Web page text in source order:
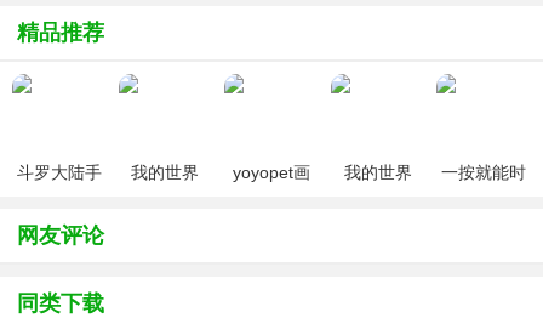
局时长控制在 5 - 8 分钟，兼顾竞技性与休闲性。​
刺眼，战场色彩鲜明，营造轻松愉快的对战氛围。​
游戏优势​
清晰，一分钟即可独立开启对战，无需长时间练习。​
法，更多精彩独特
精品推荐
斗罗大陆手
限钻石
我的世界
yoyopet画
我的世界
一按就能时
网友评论
同类下载